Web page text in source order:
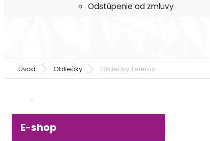
Odstúpenie od zmluvy
Úvod Obliečky Obliečky Telefón
E-shop